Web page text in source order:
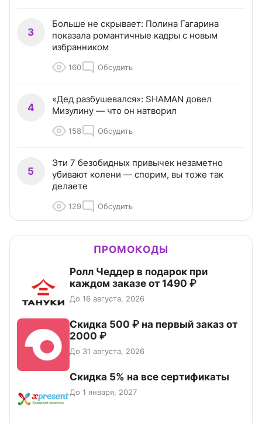
3
Больше не скрывает: Полина Гагарина
показала романтичные кадры с новым
избранником
160 Обсудить
4
«Дед разбушевался»: SHAMAN довел
Мизулину — что он натворил
158 Обсудить
5
Эти 7 безобидных привычек незаметно
убивают колени — спорим, вы тоже так
делаете
129 Обсудить
ПРОМОКОДЫ
Ролл Чеддер в подарок при
каждом заказе от 1490 ₽
До 16 августа, 2026
Скидка 500 ₽ на первый заказ от
2000 ₽
До 31 августа, 2026
Скидка 5% на все сертификаты
До 1 января, 2027